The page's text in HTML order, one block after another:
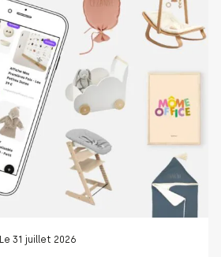
Le 31 juillet 2026